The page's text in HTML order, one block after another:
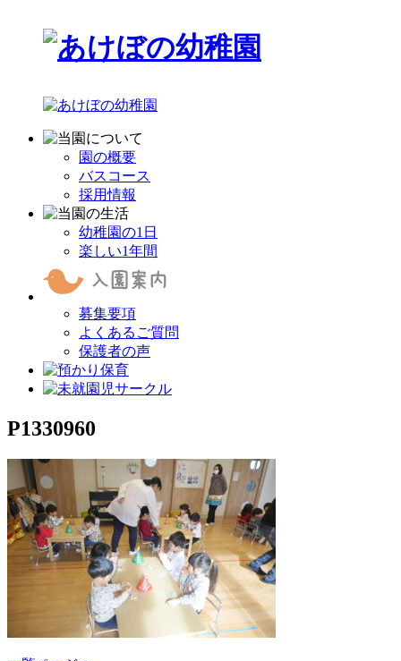
園の概要
バスコース
採用情報
幼稚園の1日
楽しい1年間
募集要項
よくあるご質問
保護者の声
P1330960